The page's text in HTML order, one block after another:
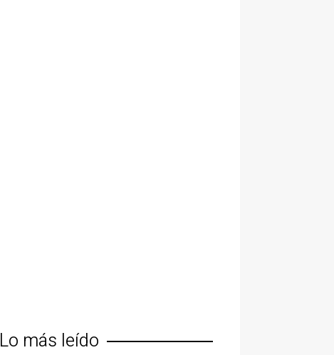
Lo más leído